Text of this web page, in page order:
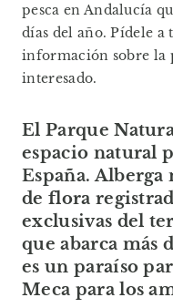
pesca en Andalucía
días del año. Pídele a
información sobre la
interesado.
El Parque
espacio natural
España. Alberga
de flora
exclusivas del
que abarca más
es un paraíso
Meca para los